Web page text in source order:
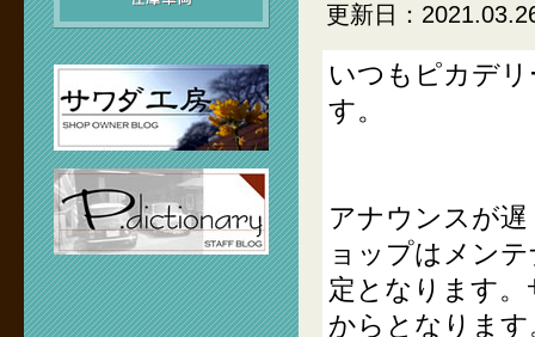
更新日：
いつもピカデ
す。
アナウンスが
ョップはメン
定となります
からとなりま